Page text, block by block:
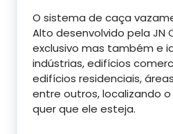
O sistema de caça
Alto desenvolvido pela JN
exclusivo mas também e
indústrias, edifícios
edifícios residenciais,
entre outros, localizando
quer que ele esteja.